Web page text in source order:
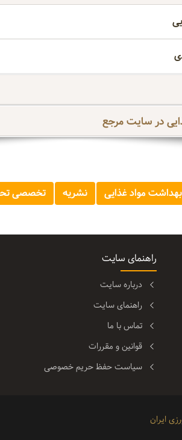
در سایت مرجع
بهداشت مواد غذایی نشریه تخصصی
راهنمای سایت
درباره سایت
راهنمای سایت
تماس با ما
قوانین و مقررات
سیاست حفظ حریم خصوصی
ایران